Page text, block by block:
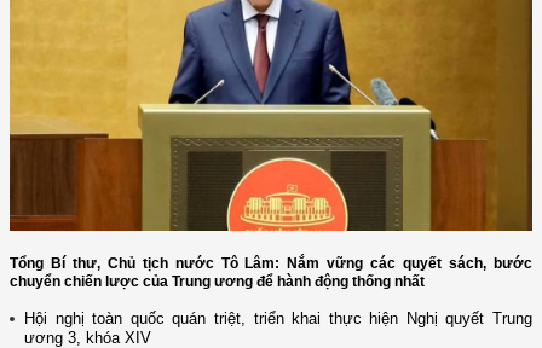
Tổng Bí thư, Chủ tịch nước Tô Lâm: Nắm vững các quyết sách, bước
chuyển chiến lược của Trung ương để hành động thống nhất
Hội nghị toàn quốc quán triệt, triển khai thực hiện Nghị quyết Trung
ương 3, khóa XIV